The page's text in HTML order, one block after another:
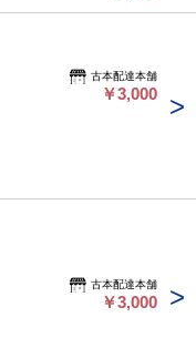
古本配達本舗
￥3,000
古本配達本舗
￥3,000